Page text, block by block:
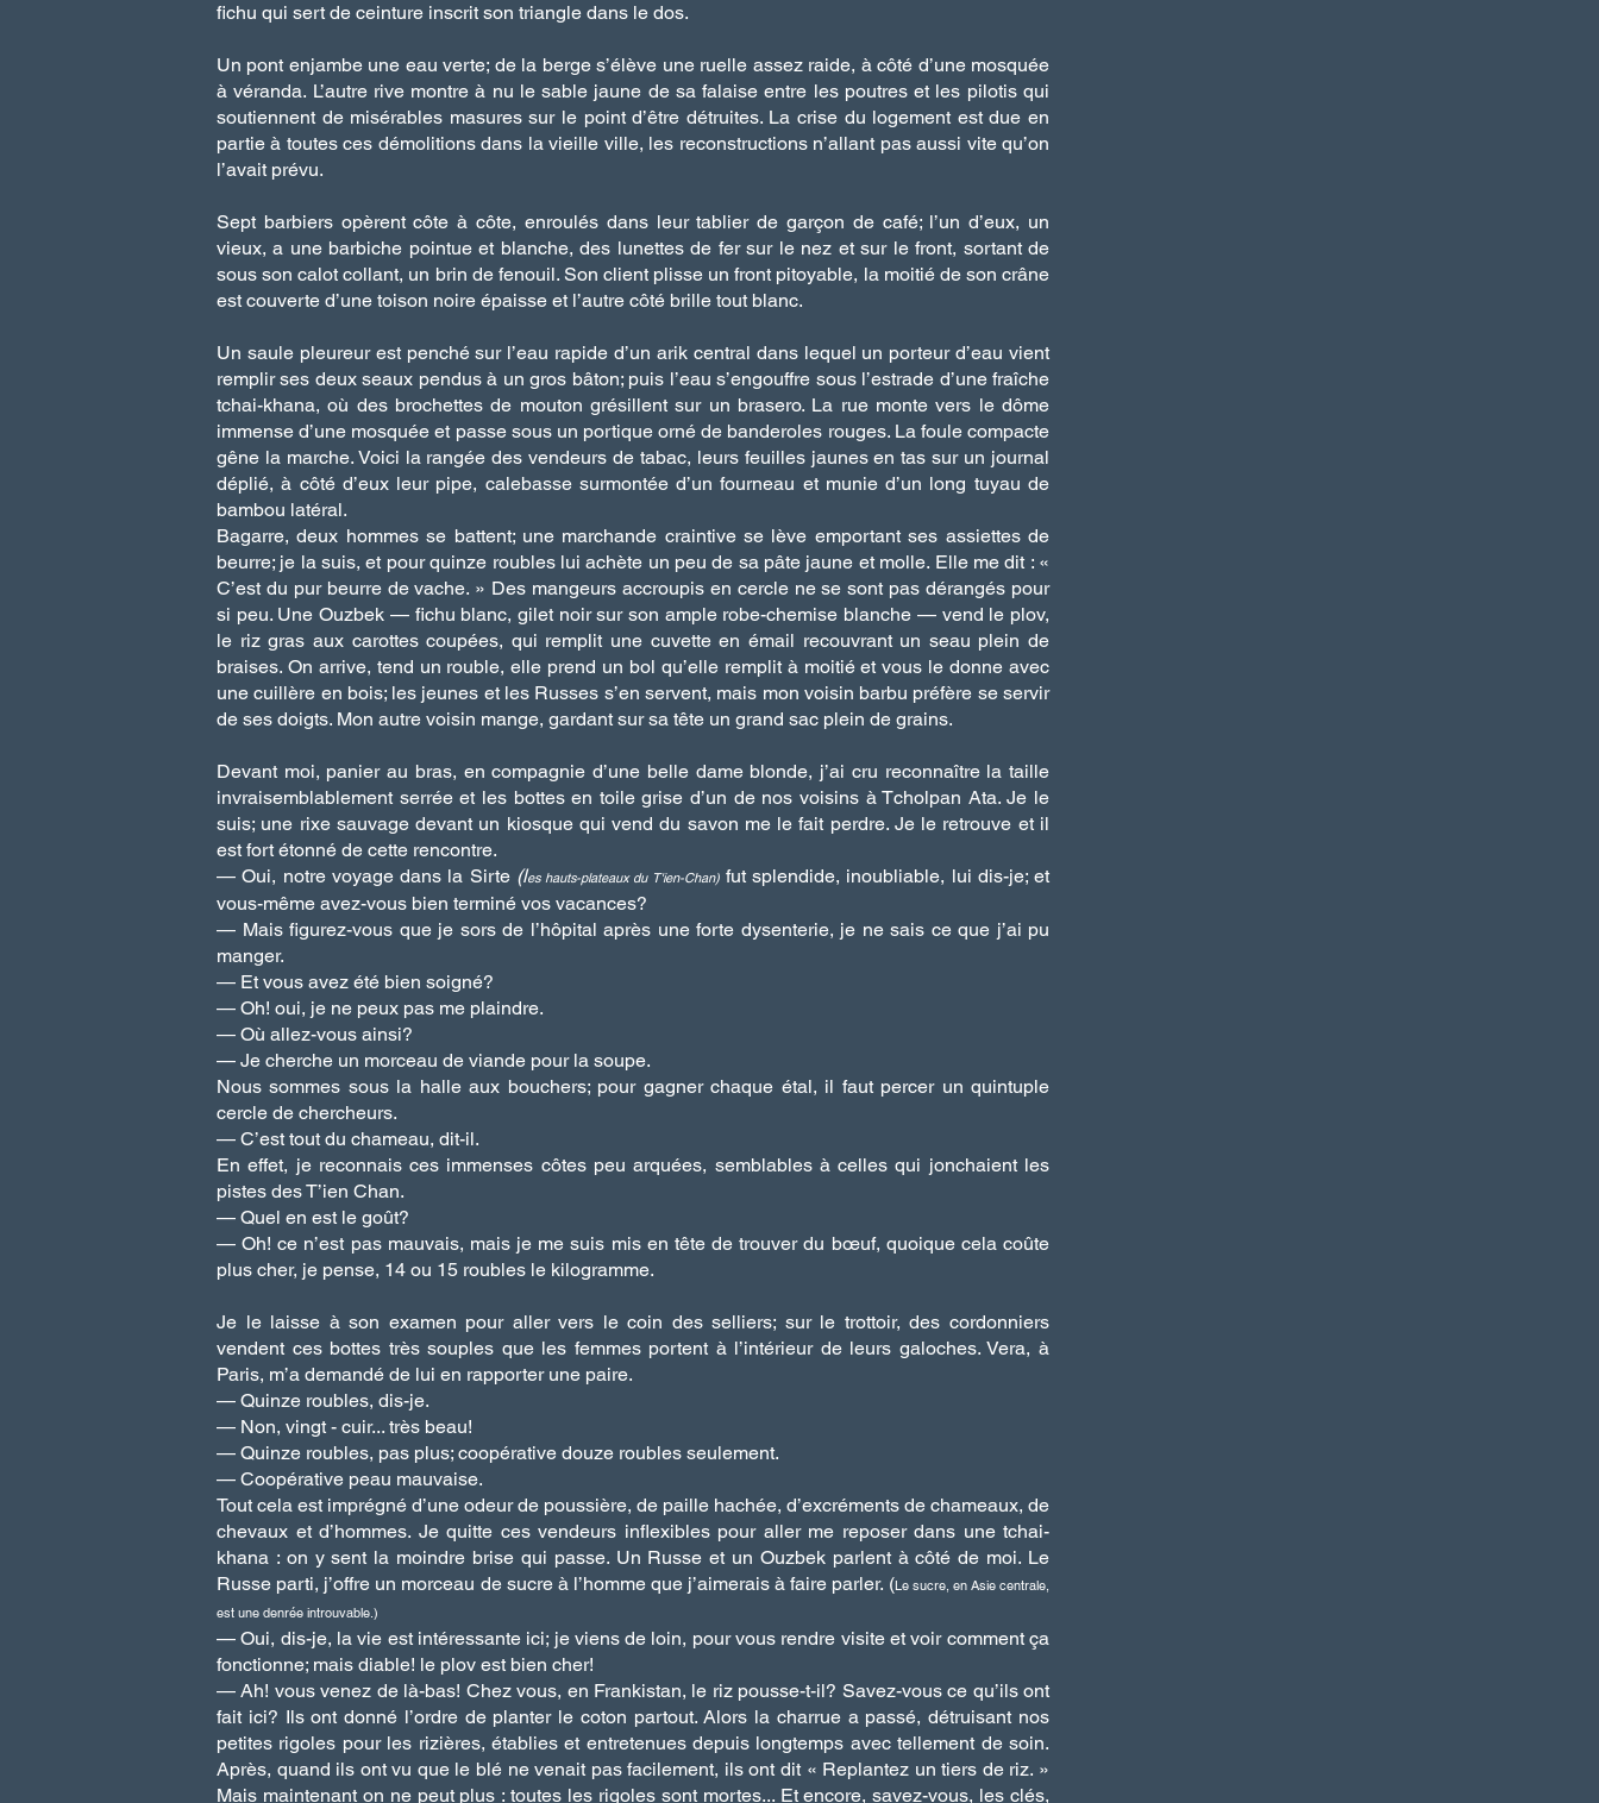
fichu qui sert de ceinture inscrit son triangle dans le dos.
Un pont enjambe une eau verte; de la berge s’élève une ruelle assez raide, à côté d’une mosquée
à véranda. L’autre rive montre à nu le sable jaune de sa falaise entre les poutres et les pilotis qui
soutiennent de misérables masures sur le point d’être détruites. La crise du logement est due en
partie à toutes ces démolitions dans la vieille ville, les reconstructions n’allant pas aussi vite qu’on
l’avait prévu.
Sept barbiers opèrent côte à côte, enroulés dans leur tablier de garçon de café; l’un d’eux, un
vieux, a une barbiche pointue et blanche, des lunettes de fer sur le nez et sur le front, sortant de
sous son calot collant, un brin de fenouil. Son client plisse un front pitoyable, la moitié de son crâne
est couverte d’une toison noire épaisse et l’autre côté brille tout blanc.
Un saule pleureur est penché sur l’eau rapide d’un arik central dans lequel un porteur d’eau vient
remplir ses deux seaux pendus à un gros bâton; puis l’eau s’engouffre sous l’estrade d’une fraîche
tchai-khana, où des brochettes de mouton grésillent sur un brasero. La rue monte vers le dôme
immense d’une mosquée et passe sous un portique orné de banderoles rouges. La foule compacte
gêne la marche. Voici la rangée des vendeurs de tabac, leurs feuilles jaunes en tas sur un journal
déplié, à côté d’eux leur pipe, calebasse surmontée d’un fourneau et munie d’un long tuyau de
bambou latéral.
Bagarre, deux hommes se battent; une marchande craintive se lève emportant ses assiettes de
beurre; je la suis, et pour quinze roubles lui achète un peu de sa pâte jaune et molle. Elle me dit : «
C’est du pur beurre de vache. » Des mangeurs accroupis en cercle ne se sont pas dérangés pour
si peu. Une Ouzbek — fichu blanc, gilet noir sur son ample robe-chemise blanche — vend le plov,
le riz gras aux carottes coupées, qui remplit une cuvette en émail recouvrant un seau plein de
braises. On arrive, tend un rouble, elle prend un bol qu’elle remplit à moitié et vous le donne avec
une cuillère en bois; les jeunes et les Russes s’en servent, mais mon voisin barbu préfère se servir
de ses doigts. Mon autre voisin mange, gardant sur sa tête un grand sac plein de grains.
Devant moi, panier au bras, en compagnie d’une belle dame blonde, j’ai cru reconnaître la taille
invraisemblablement serrée et les bottes en toile grise d’un de nos voisins à Tcholpan Ata. Je le
suis; une rixe sauvage devant un kiosque qui vend du savon me le fait perdre. Je le retrouve et il
est fort étonné de cette rencontre.
— Oui, notre voyage dans la Sirte (les hauts-plateaux du T'ien-Chan)fut splendide, inoubliable, lui dis-je; et
vous-même avez-vous bien terminé vos vacances?
— Mais figurez-vous que je sors de l’hôpital après une forte dysenterie, je ne sais ce que j’ai pu
manger.
— Et vous avez été bien soigné?
— Oh! oui, je ne peux pas me plaindre.
— Où allez-vous ainsi?
— Je cherche un morceau de viande pour la soupe.
Nous sommes sous la halle aux bouchers; pour gagner chaque étal, il faut percer un quintuple
cercle de chercheurs.
— C’est tout du chameau, dit-il.
En effet, je reconnais ces immenses côtes peu arquées, semblables à celles qui jonchaient les
pistes des T’ien Chan.
— Quel en est le goût?
— Oh! ce n’est pas mauvais, mais je me suis mis en tête de trouver du bœuf, quoique cela coûte
plus cher, je pense, 14 ou 15 roubles le kilogramme.
Je le laisse à son examen pour aller vers le coin des selliers; sur le trottoir, des cordonniers
vendent ces bottes très souples que les femmes portent à l’intérieur de leurs galoches. Vera, à
Paris, m’a demandé de lui en rapporter une paire.
— Quinze roubles, dis-je.
— Non, vingt - cuir... très beau!
— Quinze roubles, pas plus; coopérative douze roubles seulement.
— Coopérative peau mauvaise.
Tout cela est imprégné d’une odeur de poussière, de paille hachée, d’excréments de chameaux, de
chevaux et d’hommes. Je quitte ces vendeurs inflexibles pour aller me reposer dans une tchai-
khana : on y sent la moindre brise qui passe. Un Russe et un Ouzbek parlent à côté de moi. Le
Russe parti, j’offre un morceau de sucre à l’homme que j’aimerais à faire parler. (Le sucre, en Asie centrale,
est une denrée introuvable.)
— Oui, dis-je, la vie est intéressante ici; je viens de loin, pour vous rendre visite et voir comment ça
fonctionne; mais diable! le plov est bien cher!
— Ah! vous venez de là-bas! Chez vous, en Frankistan, le riz pousse-t-il? Savez-vous ce qu’ils ont
fait ici? Ils ont donné l’ordre de planter le coton partout. Alors la charrue a passé, détruisant nos
petites rigoles pour les rizières, établies et entretenues depuis longtemps avec tellement de soin.
Après, quand ils ont vu que le blé ne venait pas facilement, ils ont dit « Replantez un tiers de riz. »
Mais maintenant on ne peut plus : toutes les rigoles sont mortes... Et encore, savez-vous, les clés,